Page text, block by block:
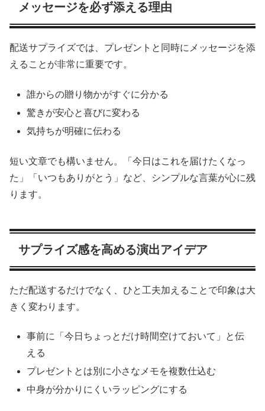
メッセージを必ず添える理由
配送サプライズでは、プレゼントと同時にメッセージを添
えることが非常に重要です。
誰からの贈り物かがすぐに分かる
驚きが安心と喜びに変わる
気持ちが明確に伝わる
短い文章でも構いません。「今日はこれを届けたくなっ
た」「いつもありがとう」など、シンプルな言葉が心に残
ります。
サプライズ感を高める演出アイデア
ただ配送するだけでなく、ひと工夫加えることで印象は大
きく変わります。
事前に「今日ちょっとだけ時間空けておいて」と伝
える
プレゼントとは別に小さなメモを複数仕込む
中身が分かりにくいラッピングにする